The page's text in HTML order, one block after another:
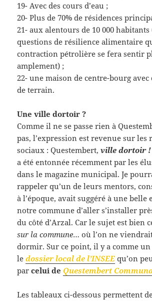
19- Avec des cours d’eau ;
20- Plus de 70% de résidences
21- aux alentours de 10 000 habitants
questions de résilience alimentaire
contraction pétrolière se fera sentir
amplement) ;
22- une maison de centre-bourg
de terrain.
Une ville dortoir ?
Comme il ne se passe rien à
pas, l’expression est revenue sur les
sociaux : Questembert,ville dortoir
a été entonnée récemment par les
dans le magazine municipal. Je
rappeler qu’un de leurs mentors,
à l’époque, avait suggéré à une belle
notre commune d’aller s’installer
du côté d’Arzal. Car le sujet est bien
sur la commune… où l’on ne
dormir. Sur ce point, il y a comme un
ledossier local de l’INSEE qu’on
parcelui de Questembert
Les tableaux ci-dessous permettent